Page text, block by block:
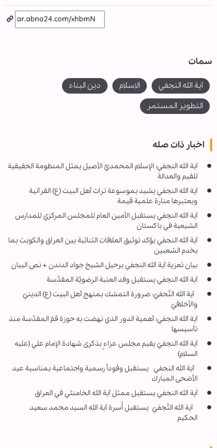
سمات
آية الله النجفي الاسلام
دين البناء
التطوير المستمر
اخبار ذات صله
آية الله النجفي: الإسلام المحمديَّ الأصيل يمثل المنظومة الحقيقية
للقيم والعدالة
آية الله النجفي يشيد بموسوعة تراث أهل البيت (ع) القرآنية
ويعتبرها منارة علمية قيمة
آية الله النجفي يستقبل الأمين العام للمجلس المركزي للمدارس
الشيعية في باكستان
آية الله النجفي يؤكد توثيق العلاقات الثنائية بين العراق والكويت بما
يخدم الشعبين
بيان تعزية آية الله النجفي برحيل الشيخ جواد الدندن + نص البيان
آية الله النجفي يستقبل وفد العتبة الرضويَّة المقدَّسة
آية الله النَّجفيّ: ضرورة التمسّك بمنهج أهل البيت (ع) الدينيّ
والأخلاقيّ
آية الله النجفي: أهمية الدور الذي نهضت به حوزة قمّ المقدَّسة منذ
تأسيسها
آية الله النجفيّ يقيم مجلس عزاءٍ بذكرى شهادة الإمام علي (عليه
السلام)
آية الله النجفي يستقبل وفوداً رسمية واجتماعية بمناسبة عيد
الأضحى المبارك
آية الله النجفي يستقبل ممثل آية الله الخامنئي في العراق
آية الله النَّجفيّ يستقبل أُسرة آية الله ‏السيد محمد سعيد
الحكيم